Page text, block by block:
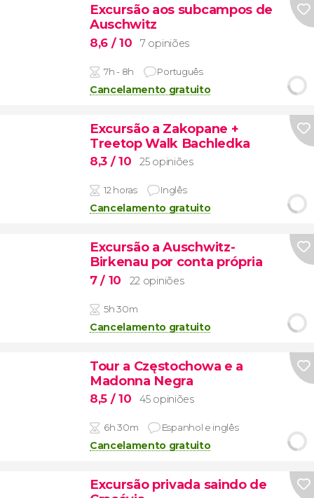
Excursão aos subcampos de
Auschwitz
8,6 / 10 7 opiniões
7h - 8h Português
Cancelamento gratuito
Excursão a Zakopane +
Treetop Walk Bachledka
8,3 / 10 25 opiniões
12 horas Inglês
Cancelamento gratuito
Excursão a Auschwitz-
Birkenau por conta própria
7/ 10 22 opiniões
5h 30m
Cancelamento gratuito
Tour a Częstochowa e a
Madonna Negra
8,5 / 10 45 opiniões
6h 30m Espanhol e inglês
Cancelamento gratuito
Excursão privada saindo de